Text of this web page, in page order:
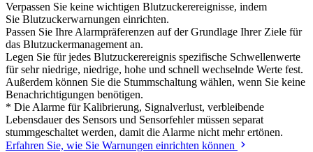
Verpassen Sie keine wichtigen Blutzuckerereignisse, indem
Sie Blutzuckerwarnungen einrichten.
Passen Sie Ihre Alarmpräferenzen auf der Grundlage Ihrer Ziele für
das Blutzuckermanagement an.
Legen Sie für jedes Blutzuckerereignis spezifische Schwellenwerte
für sehr niedrige, niedrige, hohe und schnell wechselnde Werte fest.
Außerdem können Sie die Stummschaltung wählen, wenn Sie keine
Benachrichtigungen benötigen.
* Die Alarme für Kalibrierung, Signalverlust, verbleibende
Lebensdauer des Sensors und Sensorfehler müssen separat
stummgeschaltet werden, damit die Alarme nicht mehr ertönen.
Erfahren Sie, wie Sie Warnungen einrichten können